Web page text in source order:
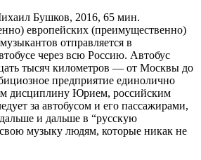
Бушков, 2016, 65 мин.
европейских (преимущественно)
отправляется в
через всю Россию. Автобус
тысяч километров — от Москвы до
предприятие единолично
дисциплину Юрием, российским
за автобусом и его пассажирами,
и дальше в “русскую
музыку людям, которые никак не